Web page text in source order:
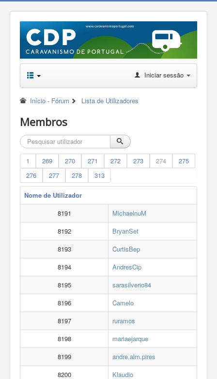
Iniciar sessão
Início - Fórum Lista de Utilizadores
Membros
1 269 270 271 272 273 274
275
276
277 278 313
Nome de Utilizador
8191
MichaelnuM
8192
BryanSet
8193
CurtisBep
8194
AndresCip
8195
sarasilverio84
8196
Camelo
8197
ruramos
8198
mariaejarque
8199
andre.alm.pires
8200
Klaudio